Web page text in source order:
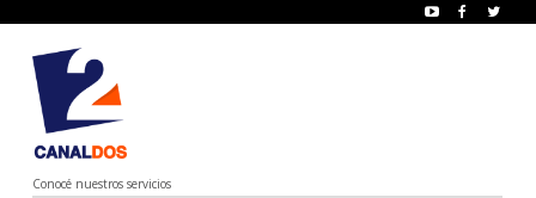
Conocé nuestros servicios